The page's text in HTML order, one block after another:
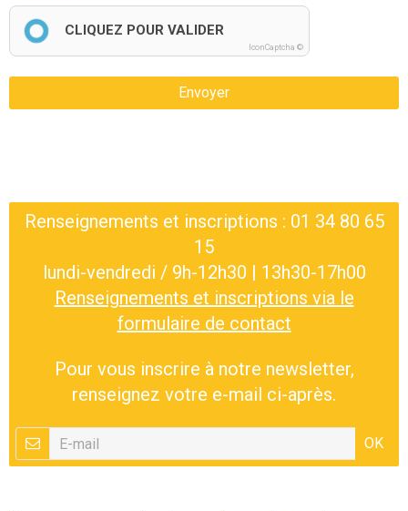
CLIQUEZ POUR VALIDER
IconCaptcha ©
Envoyer
Renseignements et inscriptions : 01 34 80 65
15
lundi-vendredi / 9h-12h30 | 13h30-17h00
Renseignements et inscriptions via le
formulaire de contact
Pour vous inscrire à notre newsletter,
renseignez votre e-mail ci-après.
OK